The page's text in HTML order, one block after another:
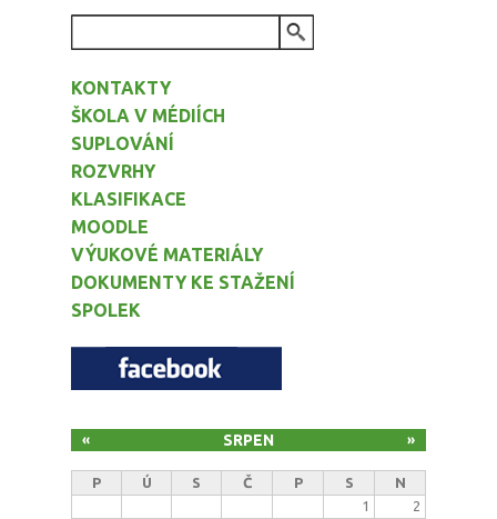
KONTAKTY
ŠKOLA V MÉDIÍCH
SUPLOVÁNÍ
ROZVRHY
KLASIFIKACE
MOODLE
VÝUKOVÉ MATERIÁLY
DOKUMENTY KE STAŽENÍ
SPOLEK
SRPEN
« »
P Ú S Č P S
N
1
2